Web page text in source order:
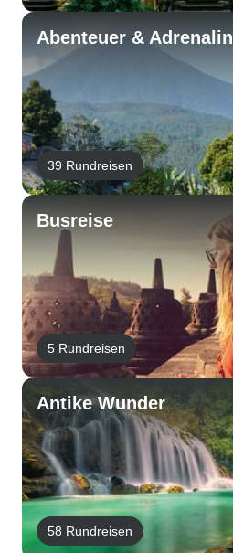
Abenteuer & Adrenalin
39 Rundreisen
Busreise
5 Rundreisen
Antike Wunder
58 Rundreisen